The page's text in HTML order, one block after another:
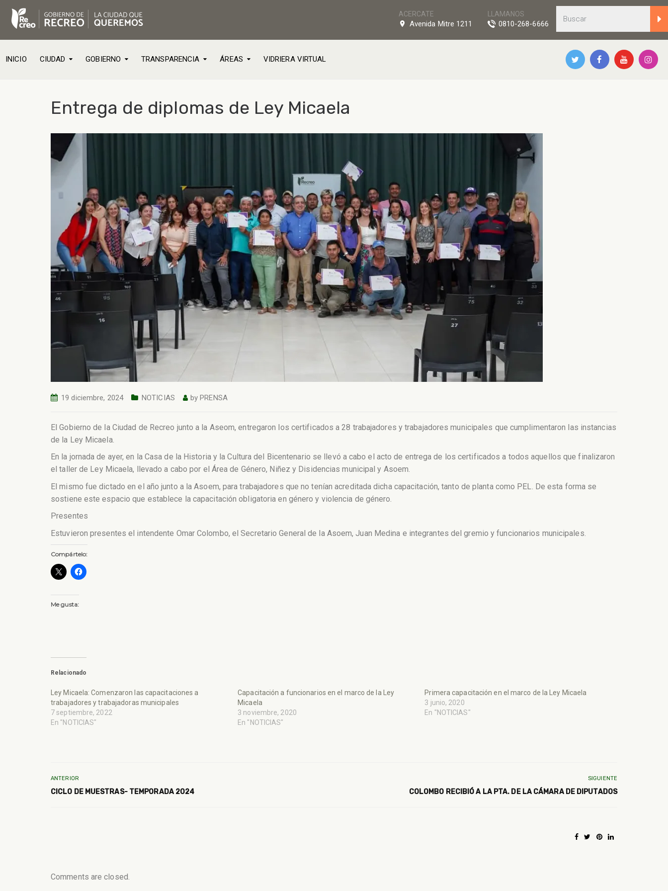
LLAMANOS
0810-268-6666
ACERCATE
Avenida Mitre 1211
INICIO CIUDAD GOBIERNO TRANSPARENCIA ÁREAS VIDRIERA VIRTUAL
Entrega de diplomas de Ley Micaela
19 diciembre, 2024 NOTICIAS byPRENSA
El Gobierno de la Ciudad de Recreo junto a la Aseom, entregaron los certificados a 28 trabajadores y trabajadores municipales que cumplimentaron las instancias
de la Ley Micaela.
En la jornada de ayer, en la Casa de la Historia y la Cultura del Bicentenario se llevó a cabo el acto de entrega de los certificados a todos aquellos que finalizaron
el taller de Ley Micaela, llevado a cabo por el Área de Género, Niñez y Disidencias municipal y Asoem.
El mismo fue dictado en el año junto a la Asoem, para trabajadores que no tenían acreditada dicha capacitación, tanto de planta como PEL. De esta forma se
sostiene este espacio que establece la capacitación obligatoria en género y violencia de género.
Presentes
Estuvieron presentes el intendente Omar Colombo, el Secretario General de la Asoem, Juan Medina e integrantes del gremio y funcionarios municipales.
Compártelo:
Me gusta:
Relacionado
Ley Micaela: Comenzaron las capacitaciones a
trabajadores y trabajadoras municipales
7 septiembre, 2022
En "NOTICIAS"
Capacitación a funcionarios en el marco de la Ley
Micaela
3 noviembre, 2020
En "NOTICIAS"
Primera capacitación en el marco de la Ley Micaela
3 junio, 2020
En "NOTICIAS"
ANTERIOR
CICLO DE MUESTRAS- TEMPORADA 2024
SIGUIENTE
COLOMBO RECIBIÓ A LA PTA. DE LA CÁMARA DE DIPUTADOS
Comments are closed.